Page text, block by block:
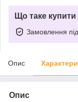
Що таке
Замовлення
Опис
Опис